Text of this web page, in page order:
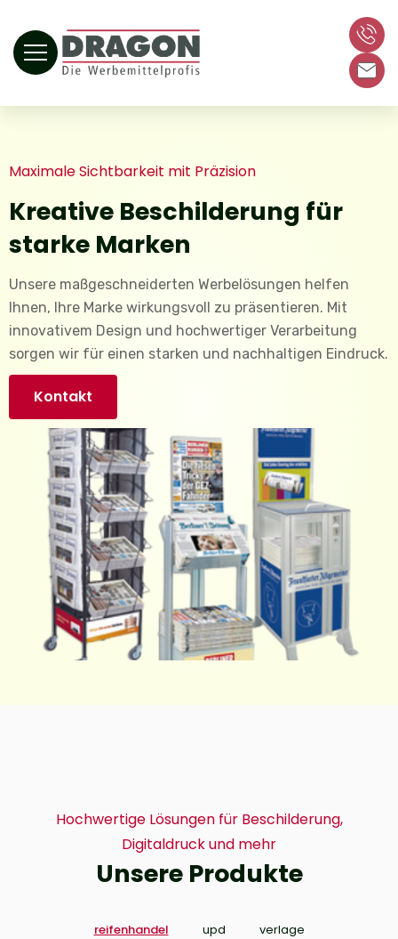
Maximale Sichtbarkeit mit Präzision
Kreative Beschilderung für
starke Marken
Unsere maßgeschneiderten Werbelösungen helfen
Ihnen, Ihre Marke wirkungsvoll zu präsentieren. Mit
innovativem Design und hochwertiger Verarbeitung
sorgen wir für einen starken und nachhaltigen Eindruck.
Kontakt
Hochwertige Lösungen für Beschilderung,
Digitaldruck und mehr
Unsere Produkte
reifenhandel upd verlage